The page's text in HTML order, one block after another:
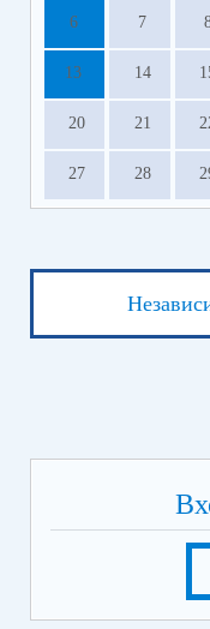
6 7
13 14
20 21
27 28